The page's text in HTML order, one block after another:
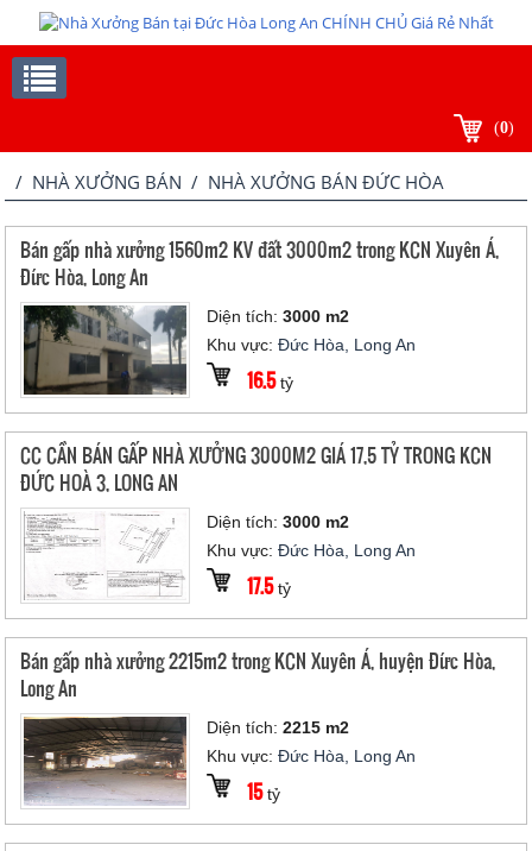
(0)
/ NHÀ XƯỞNG BÁN / NHÀ XƯỞNG BÁN ĐỨC HÒA
Bán gấp nhà xưởng 1560m2 KV đất 3000m2 trong KCN Xuyên Á,
Đức Hòa, Long An
Diện tích:3000 m2
Khu vực:Đức Hòa, Long An
16.5tỷ
CC CẦN BÁN GẤP NHÀ XƯỞNG 3000M2 GIÁ 17,5 TỶ TRONG KCN
ĐỨC HOÀ 3, LONG AN
Diện tích:3000 m2
Khu vực:Đức Hòa, Long An
17.5tỷ
Bán gấp nhà xưởng 2215m2 trong KCN Xuyên Á, huyện Đức Hòa,
Long An
Diện tích:2215 m2
Khu vực:Đức Hòa, Long An
15tỷ